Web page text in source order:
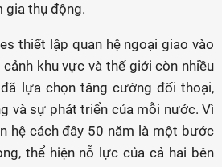
gia thụ động.
thiết lập quan hệ ngoại giao vào
khu vực và thế giới còn nhiều
lựa chọn tăng cường đối thoại,
và sự phát triển của mỗi nước. Vì
hệ cách đây 50 năm là một bước
thể hiện nỗ lực của cả hai bên